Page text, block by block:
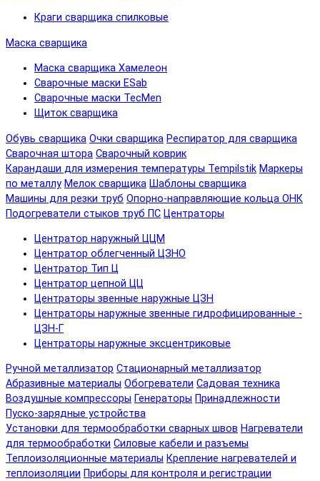
Краги сварщика спилковые
Маска сварщика
Маска сварщика Хамелеон
Сварочные маски ESab
Сварочные маски TecMen
Щиток сварщика
Обувь сварщика Очки сварщика Респиратор для сварщика
Сварочная штора Сварочный коврик
Карандаши для измерения температуры Tempilstik Маркеры
по металлу Мелок сварщика Шаблоны сварщика
Машины для резки труб Опорно-направляющие кольца ОНК
Подогреватели стыков труб ПС Центраторы
Центратор наружный ЦЦМ
Центратор облегченный ЦЗНО
Центратор Тип Ц
Центратор цепной ЦЦ
Центраторы звенные наружные ЦЗН
Центраторы наружные звенные гидрофицированные -
ЦЗН-Г
Центраторы наружные эксцентриковые
Ручной металлизатор Стационарный металлизатор
Абразивные материалы Обогреватели Садовая техника
Воздушные компрессоры Генераторы Принадлежности
Пуско-зарядные устройства
Установки для термообработки сварных швов Нагреватели
для термообработки Силовые кабели и разъемы
Теплоизоляционные материалы Крепление нагревателей и
теплоизоляции Приборы для контроля и регистрации